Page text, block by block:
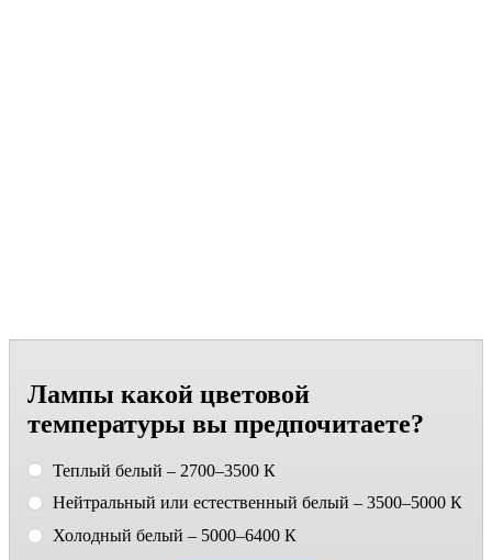
Лампы какой цветовой
температуры вы предпочитаете?
Теплый белый – 2700–3500 К
Нейтральный или естественный белый – 3500–5000 К
Холодный белый – 5000–6400 К